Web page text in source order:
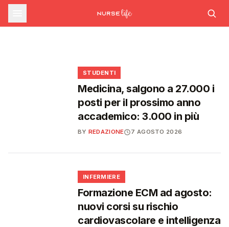
sfide che decideranno il futuro del
Ssn
Decreto PA e sanità: nuovo commissario per
le scorte Covid, liste d'attesa al Siveas e
INFERMIERE
Decreto PA: nuove regole per scorte Covid,
STUDENTI
Medicina, salgono a 27.000 i
posti per il prossimo anno
accademico: 3.000 in più
BY REDAZIONE 7 AGOSTO 2026
INFERMIERE
Formazione ECM ad agosto:
nuovi corsi su rischio
cardiovascolare e intelligenza